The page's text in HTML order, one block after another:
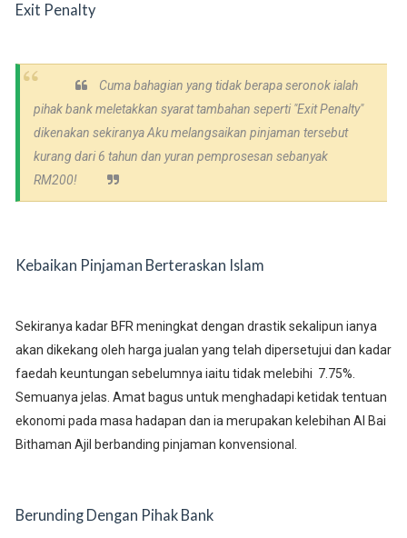
Exit Penalty
Cuma bahagian yang tidak berapa seronok ialah
pihak bank meletakkan syarat tambahan seperti "Exit Penalty"
dikenakan sekiranya Aku melangsaikan pinjaman tersebut
kurang dari 6 tahun dan yuran pemprosesan sebanyak
RM200!
Kebaikan Pinjaman Berteraskan Islam
Sekiranya kadar BFR meningkat dengan drastik sekalipun ianya
akan dikekang oleh harga jualan yang telah dipersetujui dan kadar
faedah keuntungan sebelumnya iaitu tidak melebihi 7.75%.
Semuanya jelas. Amat bagus untuk menghadapi ketidak tentuan
ekonomi pada masa hadapan dan ia merupakan kelebihan Al Bai
Bithaman Ajil berbanding pinjaman konvensional.
Berunding Dengan Pihak Bank